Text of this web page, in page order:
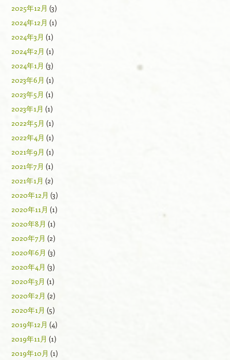
2025年12月 (3)
2024年12月 (1)
2024年3月 (1)
2024年2月 (1)
2024年1月 (3)
2023年6月 (1)
2023年5月 (1)
2023年1月 (1)
2022年5月 (1)
2022年4月 (1)
2021年9月 (1)
2021年7月 (1)
2021年1月 (2)
2020年12月 (3)
2020年11月 (1)
2020年8月 (1)
2020年7月 (2)
2020年6月 (3)
2020年4月 (3)
2020年3月 (1)
2020年2月 (2)
2020年1月 (5)
2019年12月 (4)
2019年11月 (1)
2019年10月 (1)